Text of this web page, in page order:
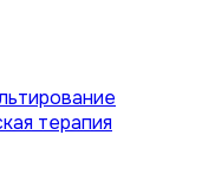
терапия